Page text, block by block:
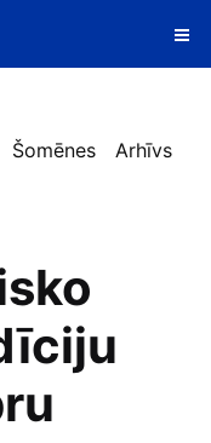
Šomēnes Arhīvs